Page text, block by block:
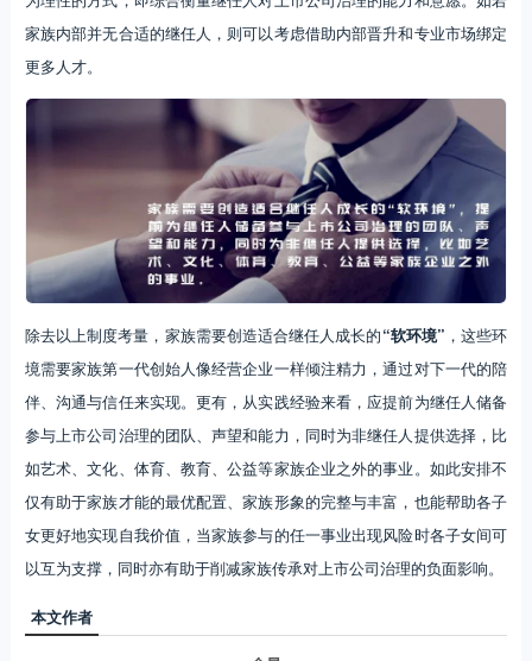
家族内部并无合适的继任人，则可以考虑借助内部晋升和专业市场绑定
更多人才。
除去以上制度考量，家族需要创造适合继任人成长的“软环境” ，这些环
境需要家族第一代创始人像经营企业一样倾注精力，通过对下一代的陪
伴、沟通与信任来实现。更有，从实践经验来看，应提前为继任人储备
参与上市公司治理的团队、声望和能力，同时为非继任人提供选择，比
如艺术、文化、体育、教育、公益等家族企业之外的事业。如此安排不
仅有助于家族才能的最优配置、家族形象的完整与丰富，也能帮助各子
女更好地实现自我价值，当家族参与的任一事业出现风险时各子女间可
以互为支撑，同时亦有助于削减家族传承对上市公司治理的负面影响。
本文作者